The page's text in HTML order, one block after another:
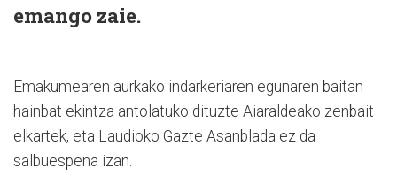
emango zaie.
Emakumearen aurkako indarkeriaren egunaren baitan
hainbat ekintza antolatuko dituzte Aiaraldeako zenbait
elkartek, eta Laudioko Gazte Asanblada ez da
salbuespena izan.